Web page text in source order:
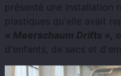
présenté une installation
plastiques qu'elle avait
« Meerschaum Drifts »,
d'enfants, de sacs et